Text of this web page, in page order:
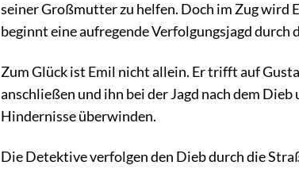
seiner Großmutter zu helfen. Doch im Zug wird
beginnt eine aufregende Verfolgungsjagd durch
Zum Glück ist Emil nicht allein. Er trifft auf
anschließen und ihn bei der Jagd nach dem
Hindernisse überwinden.
Die Detektive verfolgen den Dieb durch die